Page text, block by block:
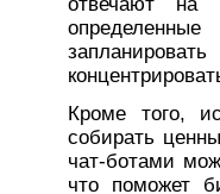
Кроме того,
собирать
чат-ботами
что поможет